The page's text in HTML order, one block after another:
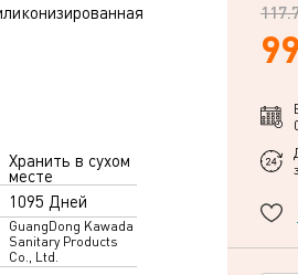
Хранить в сухом
месте
1095 Дней
GuangDong Kawada
Sanitary Products
Co., Ltd.